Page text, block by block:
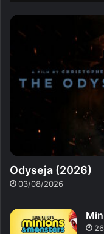
Odyseja (2026)
03/08/2026